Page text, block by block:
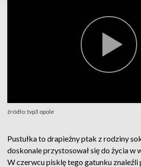
źródło: tvp3 opole
Pustułka to drapieżny ptak z rodziny
doskonale przystosował się do życia w
W czerwcu pisklę tego gatunku znaleźli